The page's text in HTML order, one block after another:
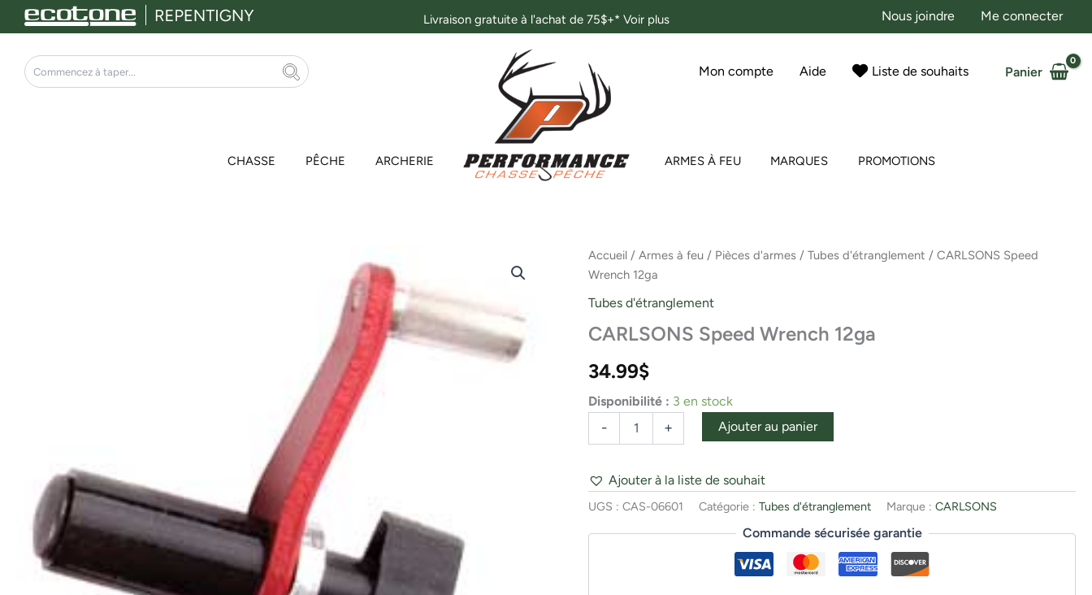
Aller
au
contenu
Livraison gratuite à l'achat de 75$+* Voir plus Nous joindre Me connecter
Rechercher
Mon compte Aide Liste de souhaits Panier
CHASSE PÊCHE ARCHERIE ARMES À FEU MARQUES PROMOTIONS
Accueil /Armes à feu / Pièces d'armes /Tubes d'étranglement / CARLSONS Speed
Wrench 12ga
Tubes d'étranglement
CARLSONS Speed Wrench 12ga
34.99$
Disponibilité : 3 en stock
-
quantité
de
CARLSONS
Speed
12ga
+ Ajouter au panier
Ajouter à la liste de souhait
UGS :CAS-06601 Catégorie :Tubes d'étranglement Marque :CARLSONS
Commande sécurisée garantie